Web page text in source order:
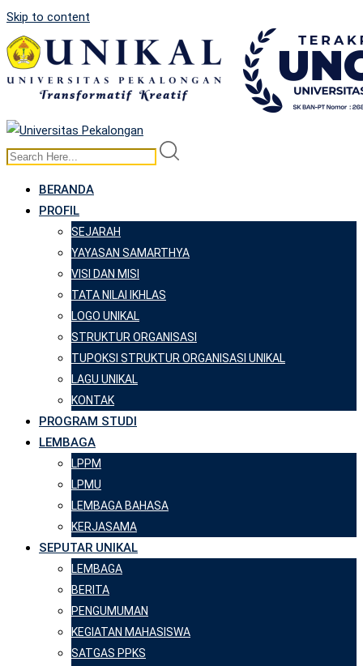
Skip to content
BERANDA
PROFIL
SEJARAH
YAYASAN SAMARTHYA
VISI DAN MISI
TATA NILAI IKHLAS
LOGO UNIKAL
STRUKTUR ORGANISASI
TUPOKSI STRUKTUR ORGANISASI UNIKAL
LAGU UNIKAL
KONTAK
PROGRAM STUDI
LEMBAGA
LPPM
LPMU
LEMBAGA BAHASA
KERJASAMA
SEPUTAR UNIKAL
LEMBAGA
BERITA
PENGUMUMAN
KEGIATAN MAHASISWA
SATGAS PPKS